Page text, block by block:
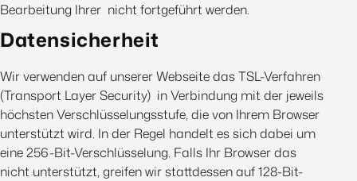
Bearbeitung Ihrer nicht fortgeführt werden.
Datensicherheit
Wir verwenden auf unserer Webseite das TSL-Verfahren
(Transport Layer Security) in Verbindung mit der jeweils
höchsten Verschlüsselungsstufe, die von Ihrem Browser
unterstützt wird. In der Regel handelt es sich dabei um
eine 256-Bit-Verschlüsselung. Falls Ihr Browser das
nicht unterstützt, greifen wir stattdessen auf 128-Bit-